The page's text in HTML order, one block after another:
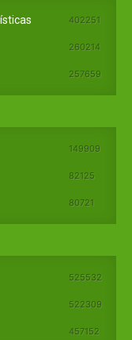
402251
260214
257659
149909
82125
80721
525532
522309
457152